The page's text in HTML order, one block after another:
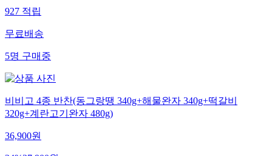
927적립
무료배송
5명구매중
비비고 4종 반찬(동그랑땡 340g+해물완자 340g+떡갈비
320g+계란고기완자 480g)
36,900원